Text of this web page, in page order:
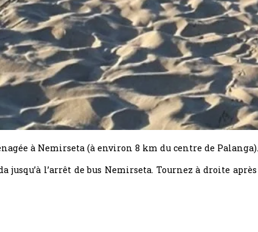
à Nemirseta (à environ 8 km du centre de Palanga).
jusqu’à l’arrêt de bus Nemirseta. Tournez à droite